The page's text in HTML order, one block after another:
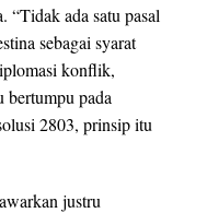
“Tidak ada satu pasal
sebagai syarat
konflik,
bertumpu pada
2803, prinsip itu
justru